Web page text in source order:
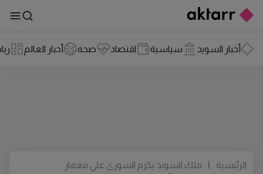
أخبار السويد سياسية اقتصاد صحة أخبار العالم
الرئيسية
ملك السويد يكرم السوري علي معمار